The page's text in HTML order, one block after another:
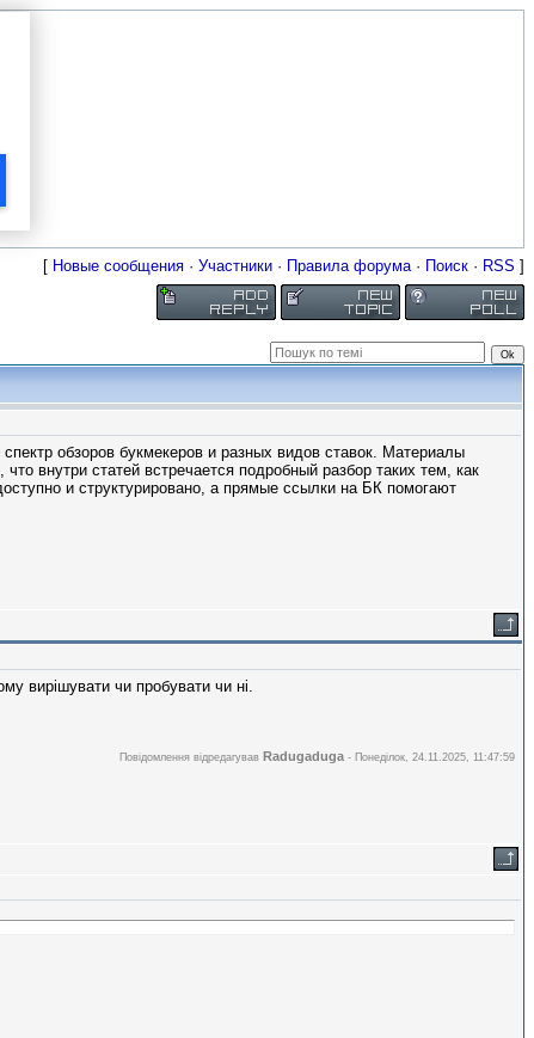
[ Новые сообщения · Участники · Правила форума· Поиск · RSS ]
обзоров букмекеров и разных видов ставок. Материалы
внутри статей встречается подробный разбор таких тем, как
и структурировано, а прямые ссылки на БК помогают
вирішувати чи пробувати чи ні.
Повідомлення відредагував Radugaduga - Понеділок, 24.11.2025, 11:47:59